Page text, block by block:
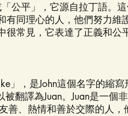
公平」，它源自拉丁語。
有同理心的人，他們努力維
很常見，它表達了正義和公
」，是John這個名字的縮
翻譯為Juan。Juan是一個
善、熱情和善於交際的人，